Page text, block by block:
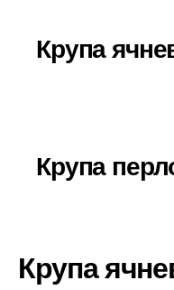
Крупа
Крупа
Крупа